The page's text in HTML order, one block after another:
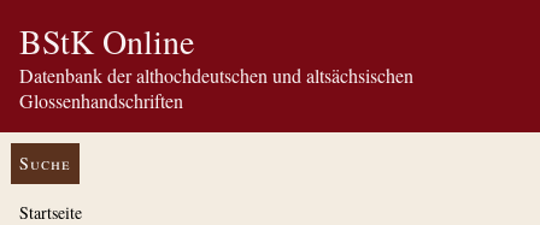
BStK Online
Datenbank der althochdeutschen und altsächsischen
Glossenhandschriften
Suche
Startseite